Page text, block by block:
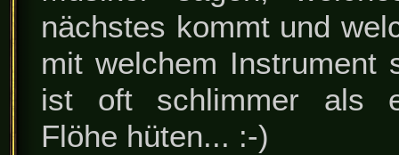
nächstes kommt und
mit welchem Instrument
ist oft schlimmer als
Flöhe hüten... :-)